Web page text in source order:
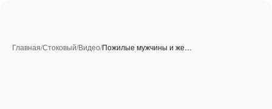
Главная/Стоковый/Видео/Пожилые мужчины и же…